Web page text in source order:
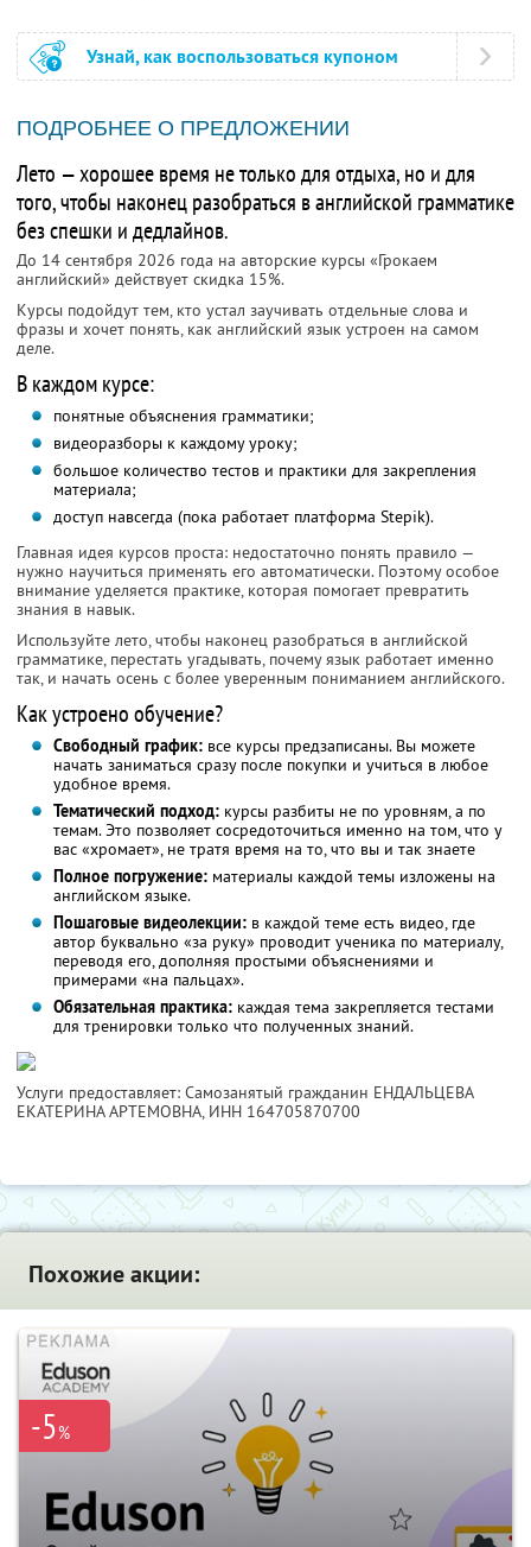
Узнай, как воспользоваться купоном
ПОДРОБНЕЕ О ПРЕДЛОЖЕНИИ
Лето — хорошее время не только для отдыха, но и для
того, чтобы наконец разобраться в английской грамматике
без спешки и дедлайнов.
До 14 сентября 2026 года на авторские курсы «Грокаем
английский» действует скидка 15%.
Курсы подойдут тем, кто устал заучивать отдельные слова и
фразы и хочет понять, как английский язык устроен на самом
деле.
В каждом курсе:
понятные объяснения грамматики;
видеоразборы к каждому уроку;
большое количество тестов и практики для закрепления
материала;
доступ навсегда (пока работает платформа Stepik).
Главная идея курсов проста: недостаточно понять правило —
нужно научиться применять его автоматически. Поэтому особое
внимание уделяется практике, которая помогает превратить
знания в навык.
Используйте лето, чтобы наконец разобраться в английской
грамматике, перестать угадывать, почему язык работает именно
так, и начать осень с более уверенным пониманием английского.
Как устроено обучение?
Свободный график:все курсы предзаписаны. Вы можете
начать заниматься сразу после покупки и учиться в любое
удобное время.
Тематический подход:курсы разбиты не по уровням, а по
темам. Это позволяет сосредоточиться именно на том, что у
вас «хромает», не тратя время на то, что вы и так знаете
Полное погружение:материалы каждой темы изложены на
английском языке.
Пошаговые видеолекции:в каждой теме есть видео, где
автор буквально «за руку» проводит ученика по материалу,
переводя его, дополняя простыми объяснениями и
примерами «на пальцах».
Обязательная практика:каждая тема закрепляется тестами
для тренировки только что полученных знаний.
Услуги предоставляет: Самозанятый гражданин ЕНДАЛЬЦЕВА
ЕКАТЕРИНА АРТЕМОВНА, ИНН 164705870700
Похожие акции:
-5%